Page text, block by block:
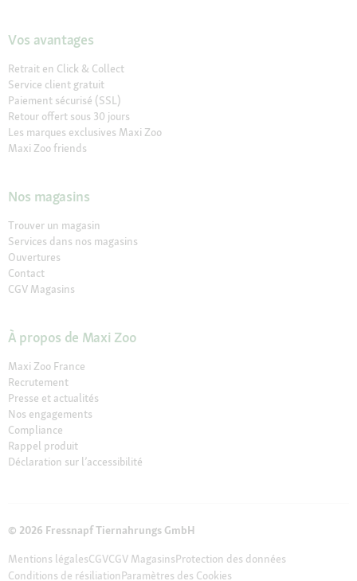
Vos avantages
Retrait en Click & Collect
Service client gratuit
Paiement sécurisé (SSL)
Retour offert sous 30 jours
Les marques exclusives Maxi Zoo
Maxi Zoo friends
Nos magasins
Trouver un magasin
Services dans nos magasins
Ouvertures
Contact
CGV Magasins
À propos de Maxi Zoo
Maxi Zoo France
Recrutement
Presse et actualités
Nos engagements
Compliance
Rappel produit
Déclaration sur l’accessibilité
© 2026 Fressnapf Tiernahrungs GmbH
Mentions légalesCGVCGV MagasinsProtection des données
Conditions de résiliationParamètres des Cookies